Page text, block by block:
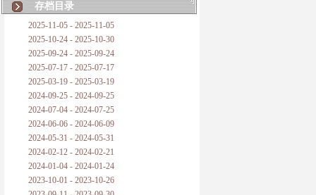
存档目录
2025-11-05 - 2025-11-05
2025-10-24 - 2025-10-30
2025-09-24 - 2025-09-24
2025-07-17 - 2025-07-17
2025-03-19 - 2025-03-19
2024-09-25 - 2024-09-25
2024-07-04 - 2024-07-25
2024-06-06 - 2024-06-09
2024-05-31 - 2024-05-31
2024-02-12 - 2024-02-21
2024-01-04 - 2024-01-24
2023-10-01 - 2023-10-26